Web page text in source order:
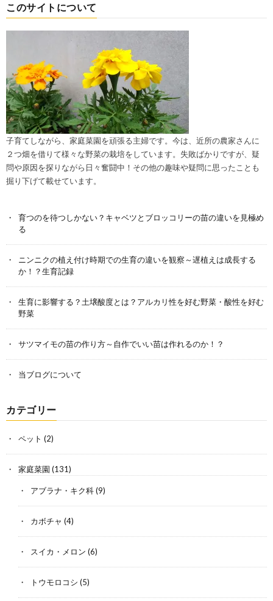
このサイトについて
子育てしながら、家庭菜園を頑張る主婦です。今は、近所の農家さんに
２つ畑を借りて様々な野菜の栽培をしています。失敗ばかりですが、疑
問や原因を探りながら日々奮闘中！その他の趣味や疑問に思ったことも
掘り下げて載せています。
育つのを待つしかない？キャベツとブロッコリーの苗の違いを見極め
る
ニンニクの植え付け時期での生育の違いを観察～遅植えは成長する
か！？生育記録
生育に影響する？土壌酸度とは？アルカリ性を好む野菜・酸性を好む
野菜
サツマイモの苗の作り方～自作でいい苗は作れるのか！？
当ブログについて
カテゴリー
ペット (2)
家庭菜園 (131)
アブラナ・キク科(9)
カボチャ (4)
スイカ・メロン (6)
トウモロコシ (5)